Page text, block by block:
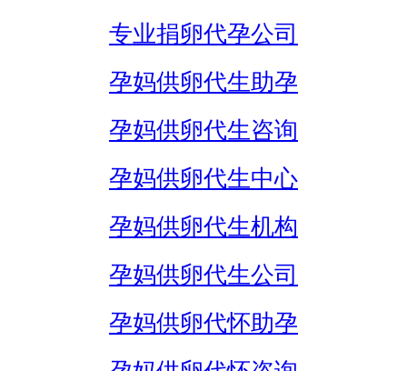
专业捐卵代孕公司
孕妈供卵代生助孕
孕妈供卵代生咨询
孕妈供卵代生中心
孕妈供卵代生机构
孕妈供卵代生公司
孕妈供卵代怀助孕